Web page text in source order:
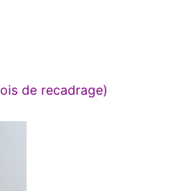
de recadrage)